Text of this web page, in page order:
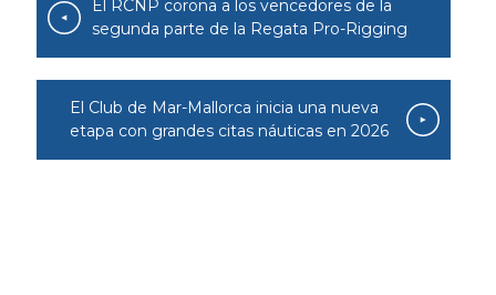
El RCNP corona a los vencedores de la
segunda parte de la Regata Pro-Rigging
El Club de Mar-Mallorca inicia una nueva
etapa con grandes citas náuticas en 2026